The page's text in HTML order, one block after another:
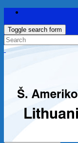
Toggle search form